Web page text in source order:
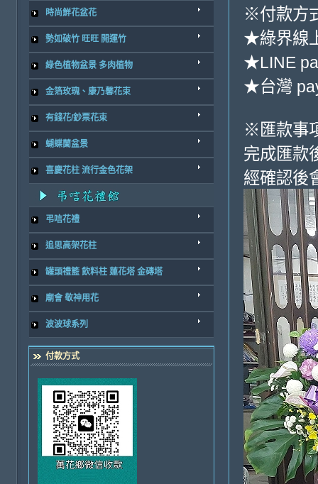
時尚鮮花盆花
勢如破竹 旺旺 開運竹
綠色植物盆景 多肉植物
金箔玫瑰、康乃馨花束
有錢花/鈔票花束
蝴蝶蘭盆景
喜慶花柱 流行金色花架
弔唁花禮
追思高架花柱
罐頭禮籃 飲料柱 蓮花塔 金磚塔
廟會 敬神用花
波波球系列
付款方式
※付款方
★綠界線
★LINE
★台灣
※匯款事
完成匯款
經確認後